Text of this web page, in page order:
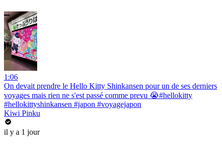
1:06
On devait prendre le Hello Kitty Shinkansen pour un de ses derniers
voyages mais rien ne s'est passé comme prevu 😭#hellokitty
#hellokittyshinkansen #japon #voyagejapon
Kiwi Pinku
il y a 1 jour